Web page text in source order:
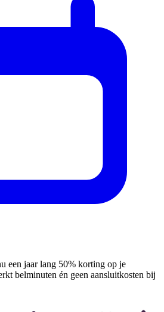
een jaar lang 50% korting op je
belminuten én geen aansluitkosten bij